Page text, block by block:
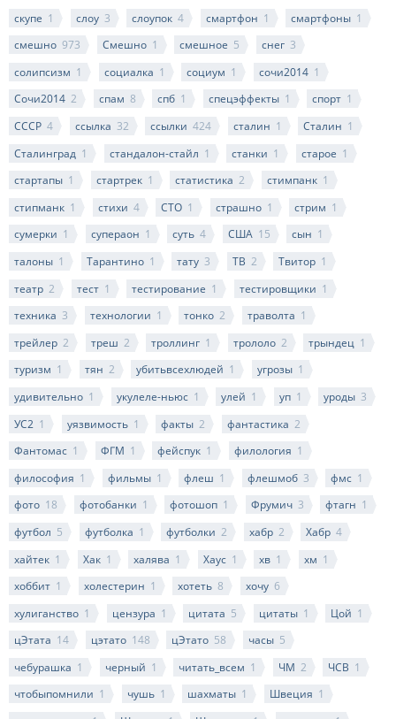
скупе 1 слоу 3 слоупок 4 смартфон 1 смартфоны 1
смешно 973 Смешно 1 смешное 5 снег 3
солипсизм 1 социалка 1 социум 1 сочи2014 1
Сочи2014 2 спам 8 спб 1 спецэффекты 1 спорт 1
СССР 4 ссылка 32 ссылки 424 сталин 1 Сталин 1
Сталинград 1 стандалон-стайл 1 станки 1 старое 1
стартапы 1 стартрек 1 статистика 2 стимпанк 1
стипманк 1 стихи 4 СТО 1 страшно 1 стрим 1
сумерки 1 супераон 1 суть 4 США 15 сын 1
талоны 1 Тарантино 1 тату 3 ТВ 2 Твитор 1
театр 2 тест 1 тестирование 1 тестировщики 1
техника 3 технологии 1 тонко 2 траволта 1
трейлер 2 треш 2 троллинг 1 трололо 2 трындец 1
туризм 1 тян 2 убитьвсехлюдей 1 угрозы 1
удивительно 1 укулеле-ньюс 1 улей 1 уп 1 уроды 3
УС2 1 уязвимость 1 факты 2 фантастика 2
Фантомас 1 ФГМ 1 фейспук 1 филология 1
философия 1 фильмы 1 флеш 1 флешмоб 3 фмс 1
фото 18 фотобанки 1 фотошоп 1 Фрумич 3 фтагн 1
футбол 5 футболка 1 футболки 2 хабр 2 Хабр 4
хайтек 1 Хак 1 халява 1 Хаус 1 хв 1 хм 1
хоббит 1 холестерин 1 хотеть 8 хочу 6
хулиганство 1 цензура 1 цитата 5 цитаты 1 Цой 1
цЭтата 14 цэтато 148 цЭтато 58 часы 5
чебурашка 1 черный 1 читать_всем 1 ЧМ 2 ЧСВ 1
чтобыпомнили 1 чушь 1 шахматы 1 Швеция 1